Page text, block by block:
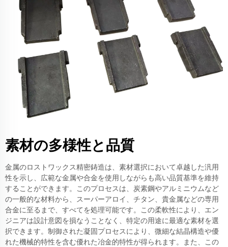
素材の多様性と品質
金属のロストワックス精密鋳造は、素材選択において卓越した汎用
性を示し、広範な金属や合金を使用しながらも高い品質基準を維持
することができます。このプロセスは、炭素鋼やアルミニウムなど
の一般的な材料から、スーパーアロイ、チタン、貴金属などの専用
合金に至るまで、すべてを処理可能です。この柔軟性により、エン
ジニアは設計意図を損なうことなく、特定の用途に最適な素材を選
択できます。制御された凝固プロセスにより、微細な結晶構造や優
れた機械的特性を含む優れた冶金的特性が得られます。また、この